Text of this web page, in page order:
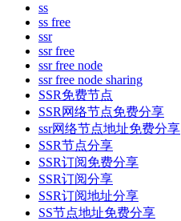
ss
ss free
ssr
ssr free
ssr free node
ssr free node sharing
SSR免费节点
SSR网络节点免费分享
ssr网络节点地址免费分享
SSR节点分享
SSR订阅免费分享
SSR订阅分享
SSR订阅地址分享
SS节点地址免费分享